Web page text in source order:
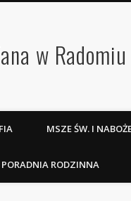
w Radomiu
MSZE ŚW. I
PORADNIA RODZINNA